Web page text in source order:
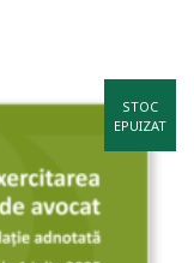
STOC
EPUIZAT